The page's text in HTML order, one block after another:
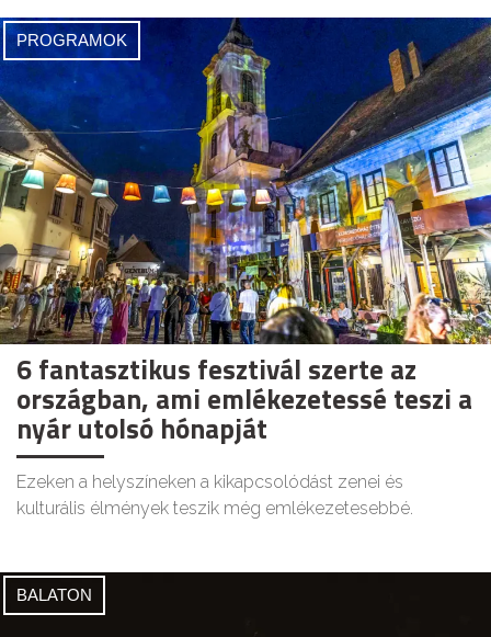
PROGRAMOK
6 fantasztikus fesztivál szerte az
országban, ami emlékezetessé teszi a
nyár utolsó hónapját
Ezeken a helyszíneken a kikapcsolódást zenei és
kulturális élmények teszik még emlékezetesebbé.
BALATON